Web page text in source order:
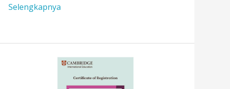
Perayaan
Suci
Selengkapnya